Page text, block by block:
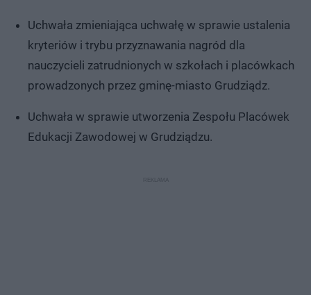
Uchwała zmieniająca uchwałę w sprawie ustalenia
kryteriów i trybu przyznawania nagród dla
nauczycieli zatrudnionych w szkołach i placówkach
prowadzonych przez gminę-miasto Grudziądz.
Uchwała w sprawie utworzenia Zespołu Placówek
Edukacji Zawodowej w Grudziądzu.